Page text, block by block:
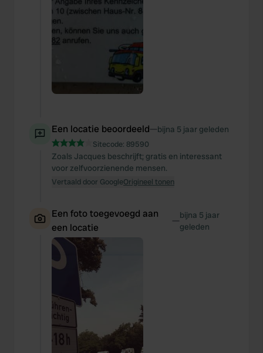
Een locatie beoordeeld—bijna 5 jaar geleden
Sitecode: 89590
Zoals Jacques beschrijft; gratis en interessant
voor zelfvoorzienende mensen.
Vertaald door GoogleOrigineel tonen
Een foto toegevoegd aan
een locatie
—bijna 5 jaar
geleden